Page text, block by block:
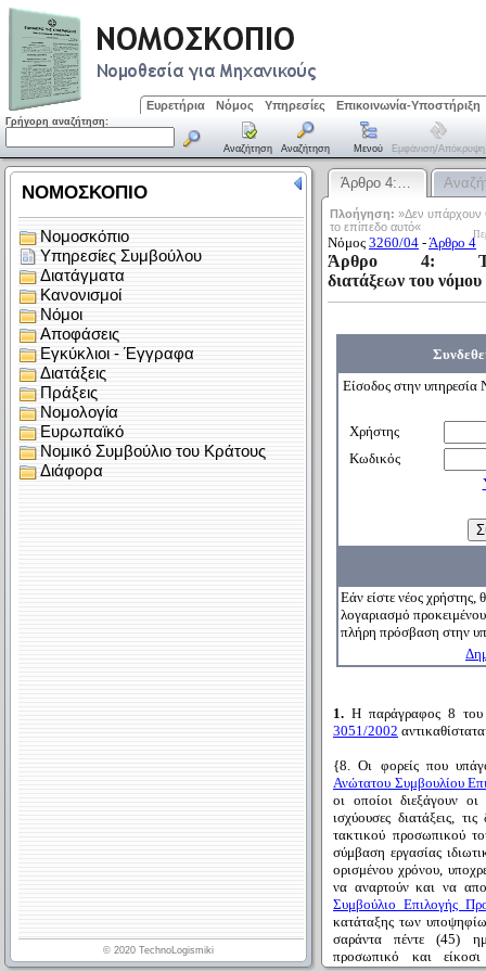
Ευρετήρια Νόμος Υπηρεσίες Επικοινωνία-Υποστήριξη
Γρήγορη αναζήτηση:
Αναζήτηση Αναζήτηση Μενού Εμφάνιση/απόκρυψη
Άρθρο 4:…